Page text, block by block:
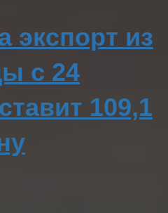
экспорт из
с 24
109,1